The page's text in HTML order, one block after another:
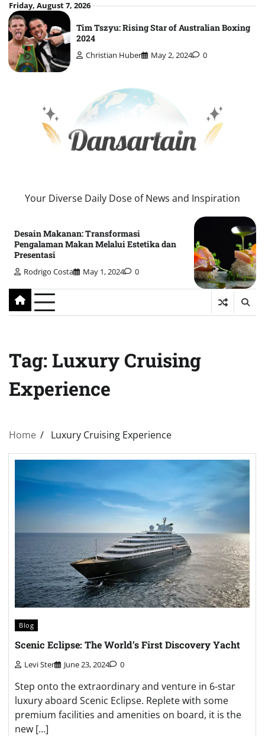
Skip
to
content
Friday, August 7, 2026
Tim Tszyu: Rising Star of Australian Boxing
2024
Christian Huber May 2, 2024 0
Your Diverse Daily Dose of News and Inspiration
Desain Makanan: Transformasi
Pengalaman Makan Melalui Estetika dan
Presentasi
Rodrigo Costa May 1, 2024 0
Tag: Luxury Cruising
Experience
Home Luxury Cruising Experience
Blog
Scenic Eclipse: The World’s First Discovery Yacht
Levi Ster June 23, 2024 0
Step onto the extraordinary and venture in 6-star
luxury aboard Scenic Eclipse. Replete with some
premium facilities and amenities on board, it is the
new […]